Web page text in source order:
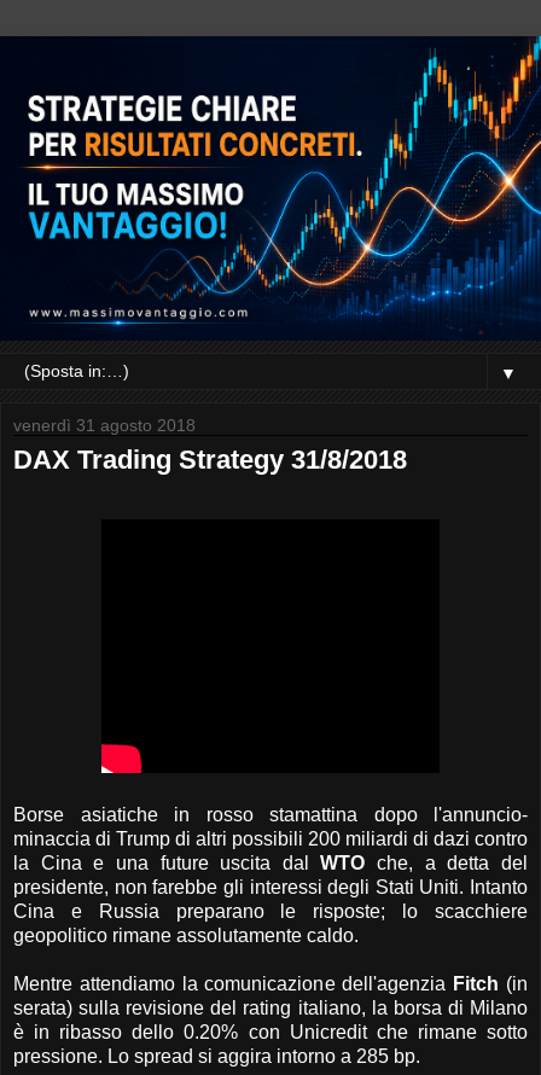
▼
venerdì 31 agosto 2018
DAX Trading Strategy 31/8/2018
Borse asiatiche in rosso stamattina dopo l'annuncio-
minaccia di Trump di altri possibili 200 miliardi di dazi contro
la Cina e una future uscita dalWTOche, a detta del
presidente, non farebbe gli interessi degli Stati Uniti. Intanto
Cina e Russia preparano le risposte; lo scacchiere
geopolitico rimane assolutamente caldo.
Mentre attendiamo la comunicazione dell'agenzia Fitch (in
serata) sulla revisione del rating italiano, la borsa di Milano
è in ribasso dello 0.20% con Unicredit che rimane sotto
pressione. Lo spread si aggira intorno a 285 bp.